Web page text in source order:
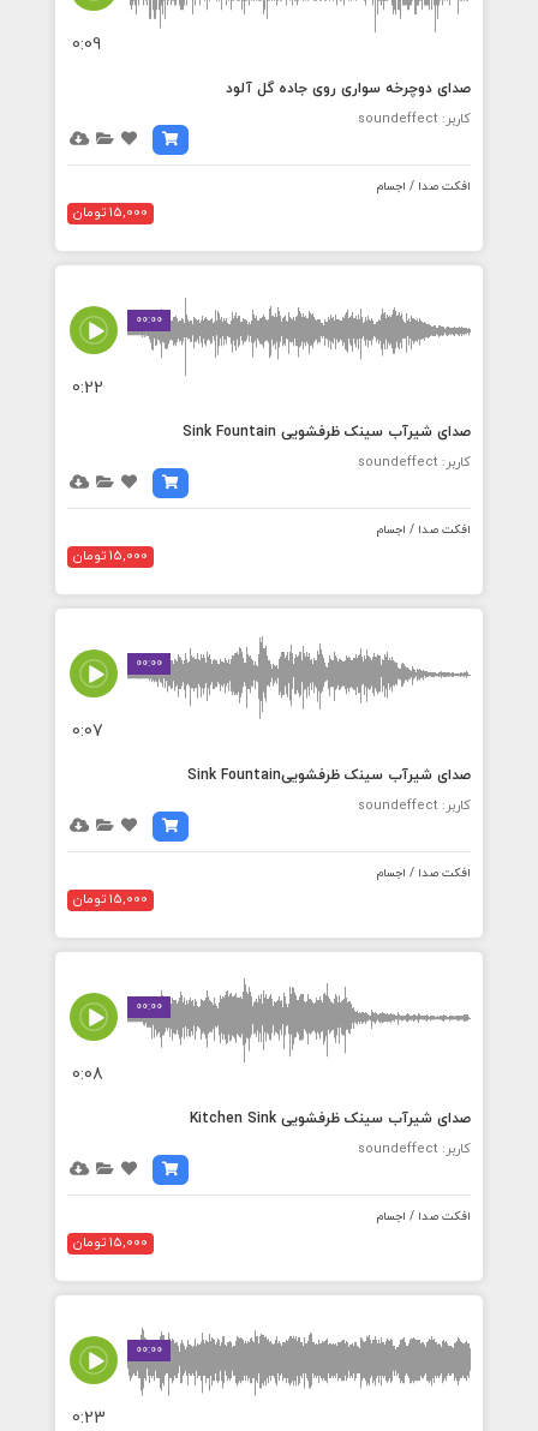
0:09
صدای دوچرخه سواری روی جاده گل آلود
کاربر: soundeffect
افکت صدا / اجسام
15,000 تومان
00:00
0:22
صدای شیرآب سینک ظرفشویی Sink Fountain
کاربر: soundeffect
افکت صدا / اجسام
15,000 تومان
00:00
0:07
صدای شیرآب سینک ظرفشوییSink Fountain
کاربر: soundeffect
افکت صدا / اجسام
15,000 تومان
00:00
0:08
صدای شیرآب سینک ظرفشویی Kitchen Sink
کاربر: soundeffect
افکت صدا / اجسام
15,000 تومان
00:00
0:23